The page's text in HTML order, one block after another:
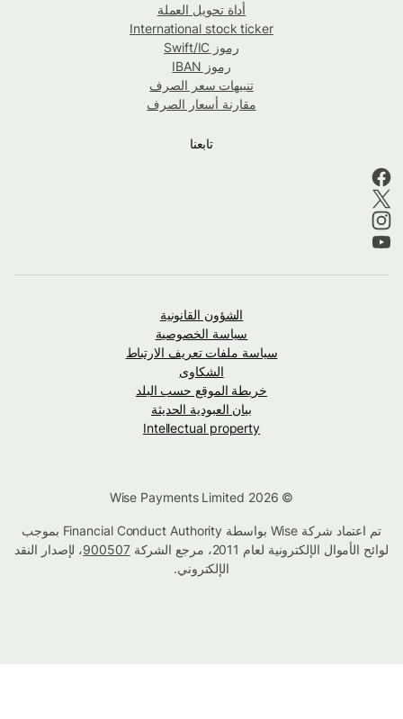
أداة تحويل العملة
International stock ticker
رموز Swift/IC
رموز IBAN
تنبيهات سعر الصرف
مقارنة أسعار الصرف
تابعنا
الشؤون القانونية
سياسة الخصوصية
سياسة ملفات تعريف الارتباط
الشكاوى
خريطة الموقع حسب البلد
بيان العبودية الحديثة
Intellectual property
تم اعتماد شركة Wise بواسطة Financial Conduct Authority بموجب
لوائح الأموال الإلكترونية لعام 2011، مرجع الشركة
900507، لإصدار النقد
الإلكتروني.